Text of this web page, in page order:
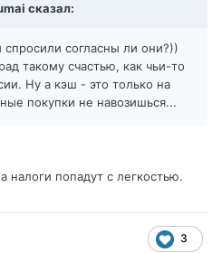
сказал:
согласны ли они?))
такому счастью, как чьи-то
Ну а кэш - это только на
покупки не навозишься...
налоги попадут с легкостью.
3